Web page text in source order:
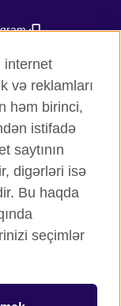
internet
və reklamları
həm birinci,
istifadə
saytının
digərləri isə
Bu haqda
seçimlər